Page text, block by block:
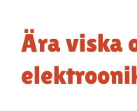
Ära viska